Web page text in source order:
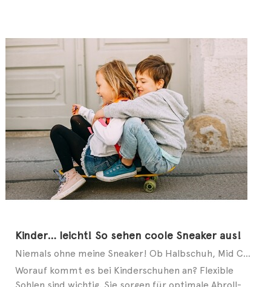
Kinder… leicht! So sehen coole Sneaker aus!
Niemals ohne meine Sneaker! Ob Halbschuh, Mid Cut oder Slip-on – auch bei modebewussten Kids geht ...
Worauf kommt es bei Kinderschuhen an? Flexible
Sohlen sind wichtig. Sie sorgen für optimale Abroll-